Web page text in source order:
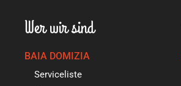
Wer wir sind
BAIA DOMIZIA
Serviceliste